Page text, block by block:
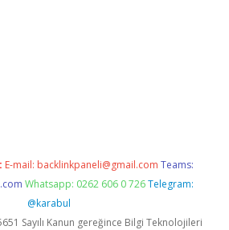
E-mail: backlinkpaneli@gmail.com Teams:
Whatsapp: 0262 606 0 726 Telegram:
@karabul
Sayılı Kanun gereğince Bilgi Teknolojileri